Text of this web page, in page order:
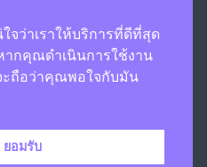
จว่าเราให้บริการที่ดีที่สุด
ากคุณดำเนินการใช้งาน
ะถือว่าคุณพอใจกับมัน
ยอมรับ